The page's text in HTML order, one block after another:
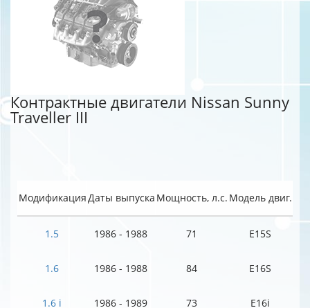
Контрактные двигатели Nissan Sunny
Traveller III
МодификацияДаты выпуска Мощность, л.с. Модель двиг.
1.5 1986 - 1988 71 E15S
1.6 1986 - 1988 84 E16S
1.6 i 1986 - 1989 73 E16i